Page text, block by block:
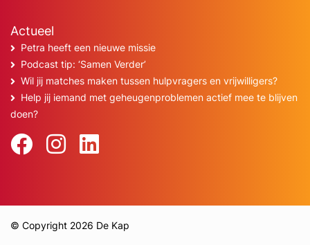
Actueel
Petra heeft een nieuwe missie
Podcast tip: ‘Samen Verder’
Wil jij matches maken tussen hulpvragers en vrijwilligers?
Help jij iemand met geheugenproblemen actief mee te blijven
doen?
© Copyright 2026 De Kap